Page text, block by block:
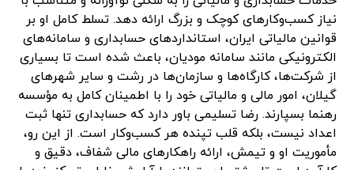
نیاز کسب‌وکارهای کوچک و بزرگ ارائه دهد. تسلط کامل او بر
قوانین مالیاتی ایران، استانداردهای حسابداری و سامانه‌های
الکترونیکی مانند سامانه مودیان، باعث شده است تا بسیاری
از شرکت‌ها، کارگاه‌ها و سازمان‌ها در رشت و سایر شهرهای
گیلان، امور مالی و مالیاتی خود را با اطمینان کامل به مؤسسه
رهنما بسپارند. رضا تسلیمی باور دارد که حسابداری تنها ثبت
اعداد نیست، بلکه قلب تپنده هر کسب‌وکار است. از این رو،
مأموریت او و تیمش، ارائه راهکارهای مالی شفاف، دقیق و